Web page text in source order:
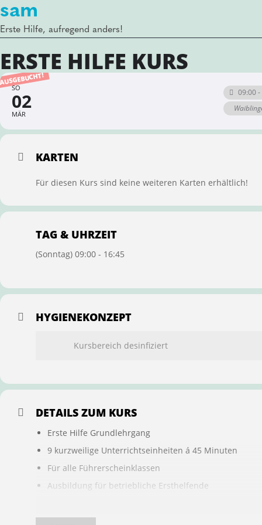
sam
Erste Hilfe, aufregend anders!
ERSTE HILFE KURS
SO
02
MÄR
09:00
KARTEN
Für diesen Kurs sind keine weiteren Karten erhältlich!
TAG & UHRZEIT
(Sonntag) 09:00 - 16:45
HYGIENEKONZEPT
Kursbereich desinfiziert
DETAILS ZUM KURS
Erste Hilfe Grundlehrgang
9 kurzweilige Unterrichtseinheiten á 45 Minuten
Für alle Führerscheinklassen
Ausbildung für betriebliche Ersthelfende